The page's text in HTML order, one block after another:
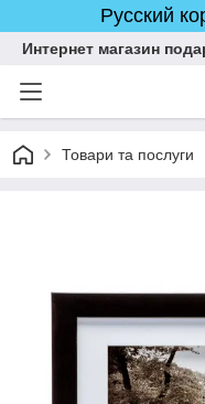
Русский
Интернет магазин
Товари та послуги